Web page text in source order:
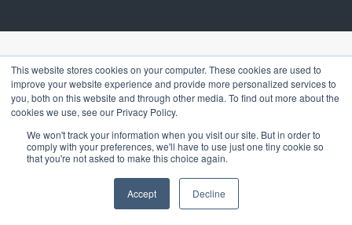
This website stores cookies on your computer. These cookies are used to
improve your website experience and provide more personalized services to
you, both on this website and through other media. To find out more about the
cookies we use, see our Privacy Policy.
We won't track your information when you visit our site. But in order to
comply with your preferences, we'll have to use just one tiny cookie so
that you're not asked to make this choice again.
Accept Decline
COMPAÑÍA
Sobre nosotros
Virtual & Hybrid
EventHub
Casos